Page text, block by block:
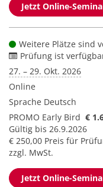
Jetzt Online-
Weitere Plätze sind
Prüfung ist
27. – 29. Okt. 2026
Online
Sprache Deutsch
PROMO Early Bird €
Gültig bis 26.9.2026
€ 250,00 Preis für
zzgl. MwSt.
Jetzt Online-